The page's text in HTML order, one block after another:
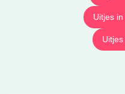
Uitjes